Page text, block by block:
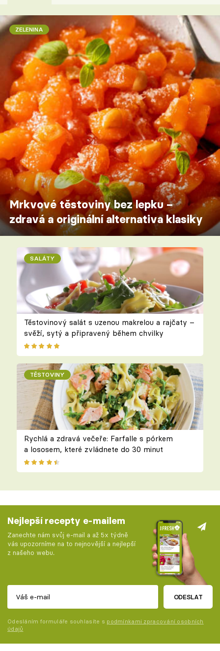
ZELENINA
Mrkvové těstoviny bez lepku –
zdravá a originální alternativa klasiky
SALÁTY
Těstovinový salát s uzenou makrelou a rajčaty –
svěží, sytý a připravený během chvilky
TĚSTOVINY
Rychlá a zdravá večeře: Farfalle s pórkem
a lososem, které zvládnete do 30 minut
Nejlepší recepty e-mailem
Zanechte nám svůj e-mail a až 5x týdně
vás upozorníme na to nejnovější a nejlepší
z našeho webu.
ODESLAT
Odesláním formuláře souhlasíte s podmínkami zpracování osobních
údajů